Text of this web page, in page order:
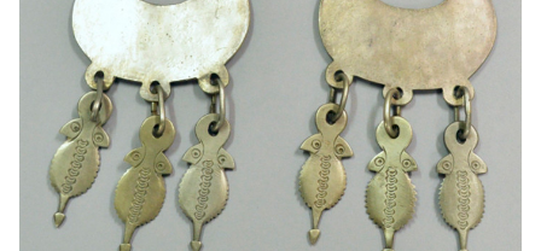
Padres y familia
Vecinos
Mi Portal UC launch
Medios Biblioteca launch
Donaciones launch